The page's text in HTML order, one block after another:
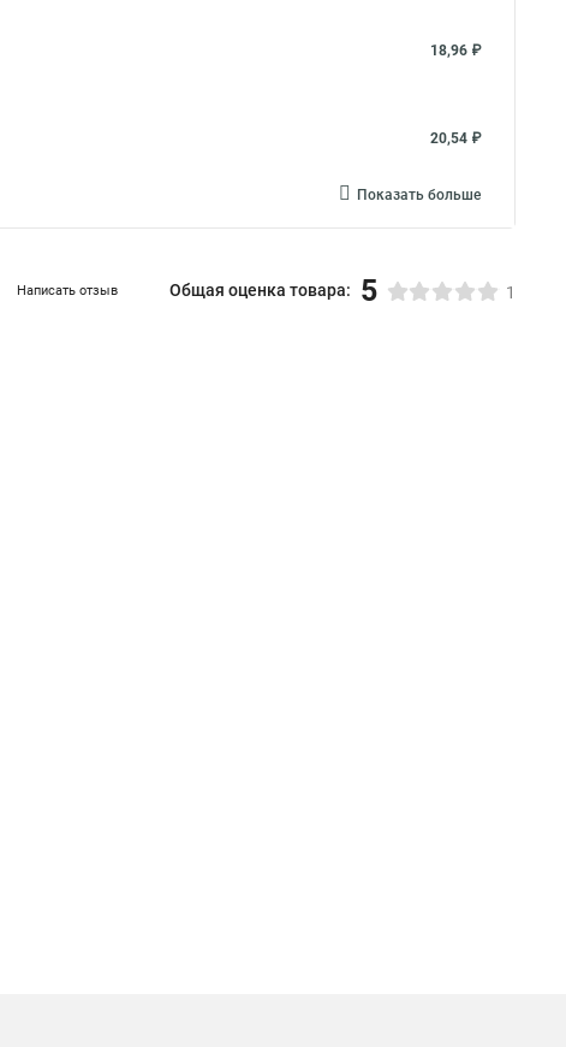
18,96 ₽
20,54 ₽
Показать больше
Написать отзыв Общая оценка товара: 5 1